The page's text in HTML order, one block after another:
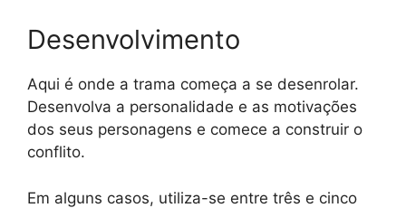
Desenvolvimento
Aqui é onde a trama começa a se desenrolar.
Desenvolva a personalidade e as motivações
dos seus personagens e comece a construir o
conflito.
Em alguns casos, utiliza-se entre três e cinco